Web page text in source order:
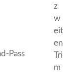
Pass
z
w
eit
en
Tri
m